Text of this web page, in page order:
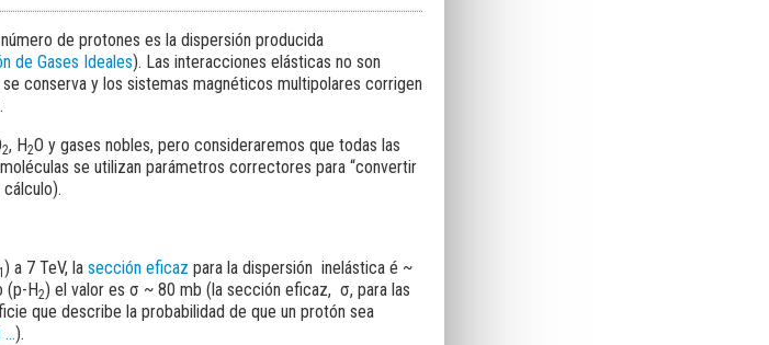
de protones es la dispersión producida
de Gases Ideales). Las interacciones elásticas no son
conserva y los sistemas magnéticos multipolares corrigen
2, H2O y gases nobles, pero consideraremos que todas las
se utilizan parámetros correctores para “convertir
1) a 7 TeV, la sección eficaz para la dispersión inelástica é ~
(p-H2) el valor es σ ~ 80 mb (la sección eficaz, σ, para las
que describe la probabilidad de que un protón sea
).